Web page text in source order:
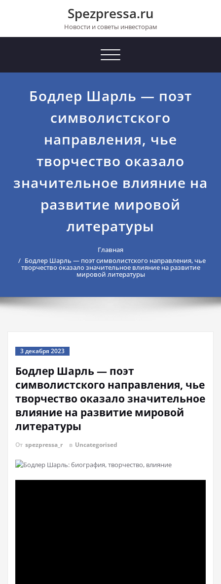
Spezpressa.ru
Новости и советы инвесторам
Toggle
Бодлер Шарль — поэт
символистского
направления, чье
творчество оказало
значительное влияние на
развитие мировой
литературы
Главная
Бодлер Шарль — поэт символистского направления, чье
творчество оказало значительное влияние на развитие
мировой литературы
3 декабря 2023
Бодлер Шарль — поэт
символистского направления, чье
творчество оказало значительное
влияние на развитие мировой
литературы
От spezpressa_r в Uncategorised